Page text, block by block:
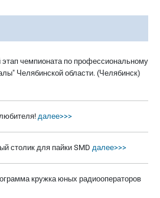
этап чемпионата по профессиональному
Челябинской области. (Челябинск)
далее>>>
столик для пайки SMD далее>>>
кружка юных радиооператоров